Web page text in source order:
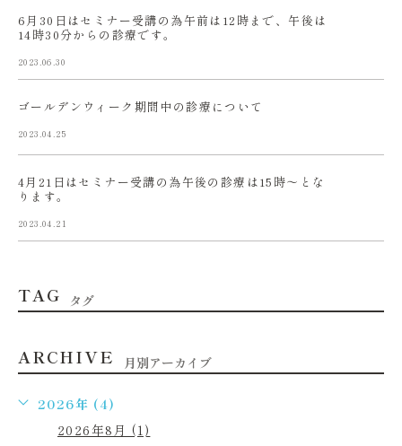
6月30日はセミナー受講の為午前は12時まで、午後は
14時30分からの診療です。
2023.06.30
ゴールデンウィーク期間中の診療について
2023.04.25
4月21日はセミナー受講の為午後の診療は15時〜とな
ります。
2023.04.21
TAG タグ
ARCHIVE 月別アーカイブ
2026年 (4)
2026年8月 (1)